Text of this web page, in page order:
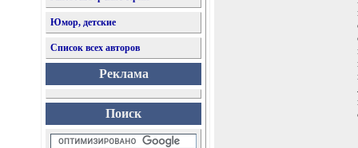
Юмор, детские
Список всех авторов
Реклама
Поиск